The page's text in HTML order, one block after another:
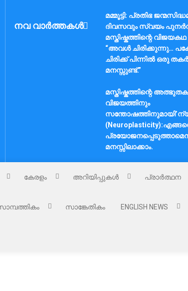
നവ വാർത്തകൾ
മമ്മൂട്ടി: പ്രതിഭ
ദിവസവും സ്വയം
മസ്തിഷ്കത്തിന്റെ വിജയകഥ
“അവൾ ചിരിക്കുന്നു…
ചിരിക്ക് പിന്നിൽ ഒരു
മനസ്സുണ്ട്.”
മസ്തിഷ്കത്തിന്റെ
വിജയത്തിനും
മനസ്സിലാക്കാം.
കേരളം അറിയിപ്പുകൾ പ്രാർത്ഥന
സാങ്കേതികം ENGLISH NEWS